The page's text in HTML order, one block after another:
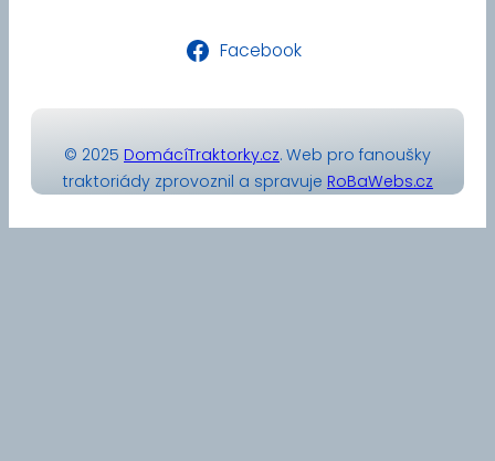
Facebook
© 2025 DomácíTraktorky.cz. Web pro fanoušky
traktoriády zprovoznil a spravuje RoBaWebs.cz